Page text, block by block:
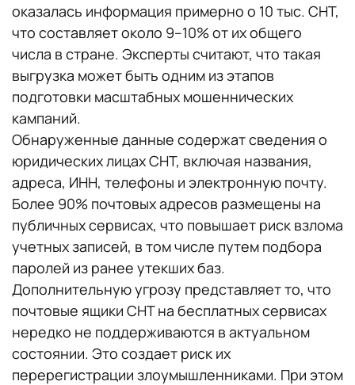
оказалась информация примерно о 10 тыс. СНТ,
что составляет около 9–10% от их общего
числа в стране. Эксперты считают, что такая
выгрузка может быть одним из этапов
подготовки масштабных мошеннических
кампаний.
Обнаруженные данные содержат сведения о
юридических лицах СНТ, включая названия,
адреса, ИНН, телефоны и электронную почту.
Более 90% почтовых адресов размещены на
публичных сервисах, что повышает риск взлома
учетных записей, в том числе путем подбора
паролей из ранее утекших баз.
Дополнительную угрозу представляет то, что
почтовые ящики СНТ на бесплатных сервисах
нередко не поддерживаются в актуальном
состоянии. Это создает риск их
перерегистрации злоумышленниками. При этом